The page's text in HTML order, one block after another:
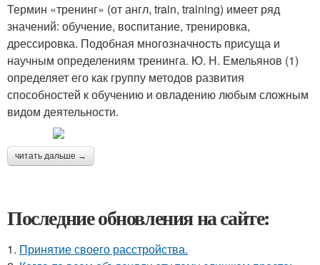
Термин «тренинг» (от англ, train, training) имеет ряд
значений: обучение, воспитание, тренировка,
дрессировка. Подобная многозначность присуща и
научным определени­ям тренинга. Ю. Н. Емельянов (1)
определяет его как груп­пу методов развития
способностей к обучению и овладе­нию любым сложным
видом деятельности.
читать дальше →
Последние обновления на сайте:
1. Принятие своего расстройства.